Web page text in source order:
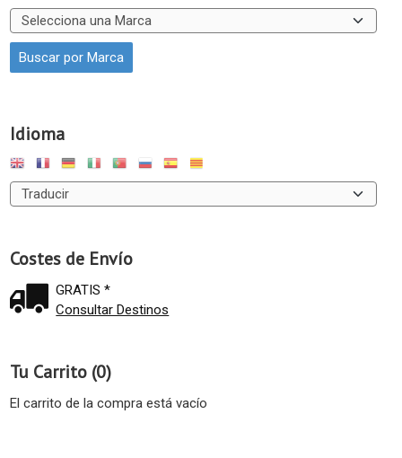
Idioma
Costes de Envío
GRATIS *
Consultar Destinos
Tu Carrito (0)
El carrito de la compra está vacío